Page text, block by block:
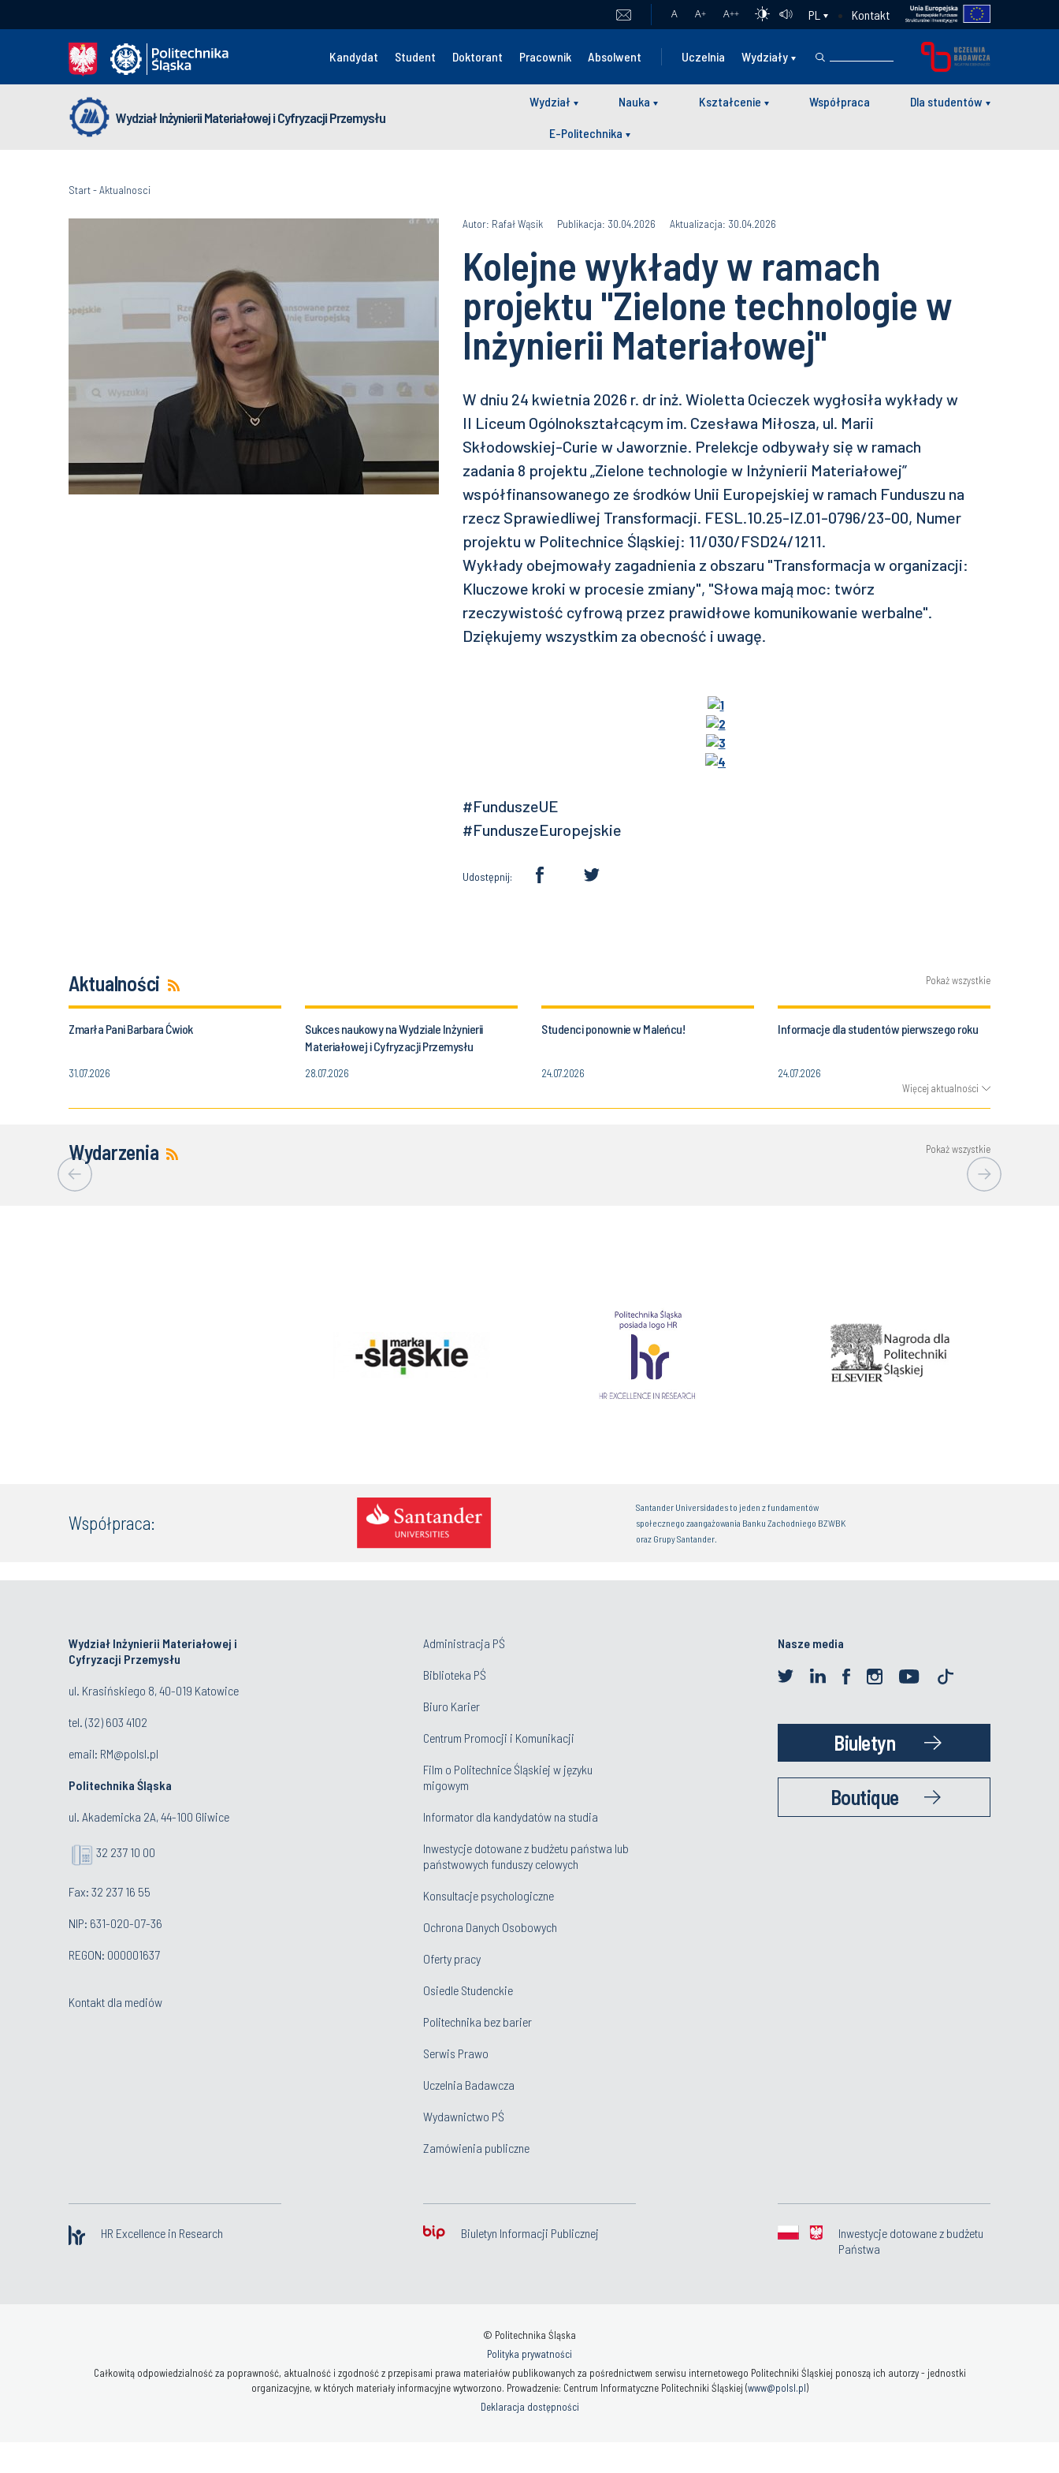
A A+ A++ PL Kontakt
Kandydat Student Doktorant Pracownik Absolwent Uczelnia Wydziały
Wydział Inżynierii Materiałowej i Cyfryzacji Przemysłu
Wydział Nauka Kształcenie Współpraca Dla studentów
E-Politechnika
Start-Aktualnosci
Autor: Rafał Wąsik Publikacja: 30.04.2026 Aktualizacja: 30.04.2026
Kolejne wykłady w ramach
projektu "Zielone technologie w
Inżynierii Materiałowej"
W dniu 24 kwietnia 2026 r. dr inż. Wioletta Ocieczek wygłosiła wykłady w
II Liceum Ogólnokształcącym im. Czesława Miłosza, ul. Marii
Skłodowskiej-Curie w Jaworznie. Prelekcje odbywały się w ramach
zadania 8 projektu „Zielone technologie w Inżynierii Materiałowej”
współfinansowanego ze środków Unii Europejskiej w ramach Funduszu na
rzecz Sprawiedliwej Transformacji. FESL.10.25-IZ.01-0796/23-00, Numer
projektu w Politechnice Śląskiej: 11/030/FSD24/1211.
Wykłady obejmowały zagadnienia z obszaru "Transformacja w organizacji:
Kluczowe kroki w procesie zmiany", "Słowa mają moc: twórz
rzeczywistość cyfrową przez prawidłowe komunikowanie werbalne".
Dziękujemy wszystkim za obecność i uwagę.
#FunduszeUE
#FunduszeEuropejskie
Udostępnij:
Aktualności Pokaż wszystkie
Zmarła Pani Barbara Ćwiok
31.07.2026
Sukces naukowy na Wydziale Inżynierii
Materiałowej i Cyfryzacji Przemysłu
28.07.2026
Studenci ponownie w Maleńcu!
24.07.2026
Informacje dla studentów pierwszego roku
24.07.2026
Więcej aktualności
Wydarzenia Pokaż wszystkie
Współpraca:
Santander Universidades to jeden z fundamentów
społecznego zaangażowania Banku Zachodniego BZWBK
oraz Grupy Santander.
Wydział Inżynierii Materiałowej i
Cyfryzacji Przemysłu
ul. Krasińskiego 8, 40-019 Katowice
tel. (32) 603 4102
email: RM@polsl.pl
Politechnika Śląska
ul. Akademicka 2A, 44-100 Gliwice
32 237 10 00
Fax: 32 237 16 55
NIP: 631-020-07-36
REGON: 000001637
Kontakt dla mediów
Administracja PŚ
Biblioteka PŚ
Biuro Karier
Centrum Promocji i Komunikacji
Film o Politechnice Śląskiej w języku
migowym
Informator dla kandydatów na studia
Inwestycje dotowane z budżetu państwa lub
państwowych funduszy celowych
Konsultacje psychologiczne
Ochrona Danych Osobowych
Oferty pracy
Osiedle Studenckie
Politechnika bez barier
Serwis Prawo
Uczelnia Badawcza
Wydawnictwo PŚ
Zamówienia publiczne
Nasze media
Biuletyn
Boutique
HR Excellence in Research Biuletyn Informacji Publicznej
Inwestycje dotowane z budżetu
Państwa
© Politechnika Śląska
Polityka prywatności
Całkowitą odpowiedzialność za poprawność, aktualność i zgodność z przepisami prawa materiałów publikowanych za pośrednictwem serwisu internetowego Politechniki Śląskiej ponoszą ich autorzy - jednostki
organizacyjne, w których materiały informacyjne wytworzono. Prowadzenie: Centrum Informatyczne Politechniki Śląskiej (www@polsl.pl)
Deklaracja dostępności